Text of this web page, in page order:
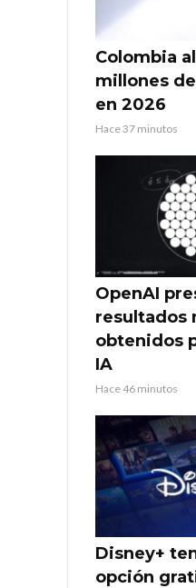
Colombia
millones
en 2026
Hace 37 minutos
OpenAI
resultados
obtenidos
IA
Hace 46 minutos
Disney+
opción